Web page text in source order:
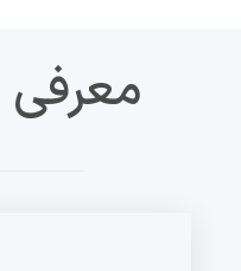
معرفی